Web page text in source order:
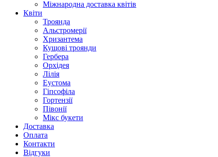
Міжнародна доставка квітів
Квіти
Троянда
Альстромерії
Хризантема
Кущові троянди
Гербера
Орхідея
Лілія
Еустома
Гіпсофіла
Гортензії
Півонії
Мікс букети
Доставка
Оплата
Контакти
Відгуки